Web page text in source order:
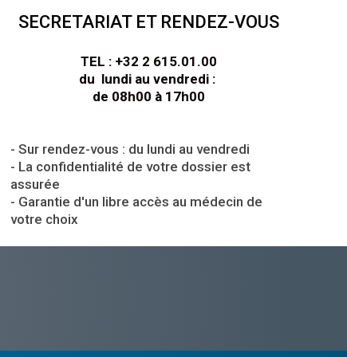
SECRETARIAT ET RENDEZ-VOUS
TEL : +32 2 615.01.00
du lundi au vendredi :
de 08h00 à 17h00
- Sur rendez-vous : du lundi au vendredi
- La confidentialité de votre dossier est
assurée
- Garantie d'un libre accès au médecin de
votre choix